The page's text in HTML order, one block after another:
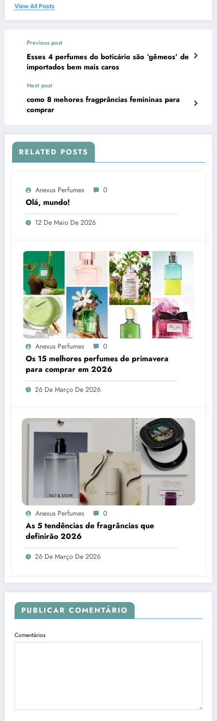
View All Posts
Previous post
Esses 4 perfumes do boticário são ‘gêmeos’ de
importados bem mais caros
Next post
como 8 mehores fragprâncias femininas para
comprar
RELATED POSTS
Anexus Perfumes 0
Olá, mundo!
12 De Maio De 2026
Anexus Perfumes 0
Os 15 melhores perfumes de primavera
para comprar em 2026
26 De Março De 2026
Anexus Perfumes 0
As 5 tendências de fragrâncias que
definirão 2026
26 De Março De 2026
PUBLICAR COMENTÁRIO
Comentários